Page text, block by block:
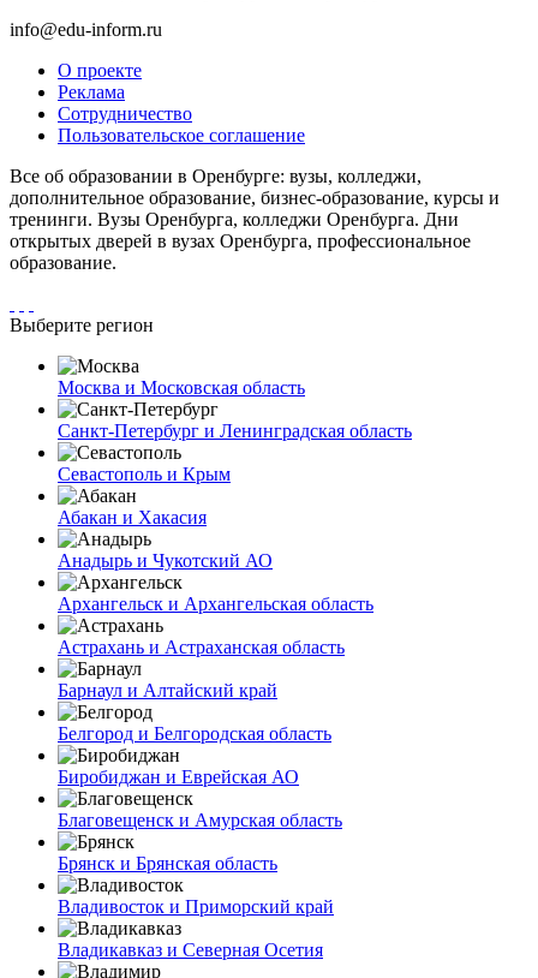
info@edu-inform.ru
О проекте
Реклама
Сотрудничество
Пользовательское соглашение
Все об образовании в Оренбурге: вузы, колледжи,
дополнительное образование, бизнес-образование, курсы и
тренинги. Вузы Оренбурга, колледжи Оренбурга. Дни
открытых дверей в вузах Оренбурга, профессиональное
образование.
Выберите регион
Москва и Московская область
Санкт-Петербург и Ленинградская область
Севастополь и Крым
Абакан и Хакасия
Анадырь и Чукотский АО
Архангельск и Архангельская область
Астрахань и Астраханская область
Барнаул и Алтайский край
Белгород и Белгородская область
Биробиджан и Еврейская АО
Благовещенск и Амурская область
Брянск и Брянская область
Владивосток и Приморский край
Владикавказ и Северная Осетия